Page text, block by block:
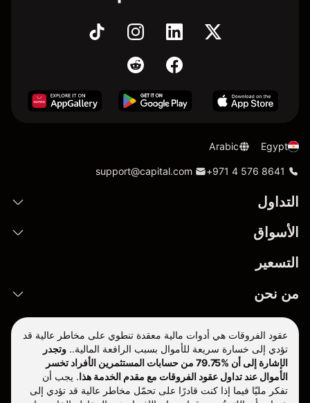
Egypt
Arabic
+971 4 576 8641
support@capital.com
التداول
الأسواق
التسعير
من نحن
عقود الفروقات هي أدوات مالية معقدة تنطوي على مخاطر عالية قد
تؤدي إلى خسارة سريعة للأموال بسبب الرافعة المالية.. وتجدر
الإشارة إلى أن %79.75 من حسابات المستثمرين الأفراد تخسر
الأموال عند تداول عقود الفروقات مع مقدم الخدمة هذا. يجب أن
تفكر مليّا فيما إذا كنت قادرًا على تحمّل مخاطر عالية قد تؤدي إلى